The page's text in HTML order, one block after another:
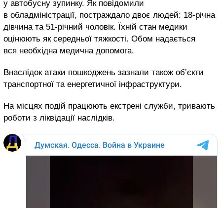
у автобусну зупинку. Як повідомили
в обладміністрації, постраждало двоє людей: 18-річна
дівчина та 51-річний чоловік. Їхній стан медики
оцінюють як середньої тяжкості. Обом надається
вся необхідна медична допомога.
Внаслідок атаки пошкоджень зазнали також обʼєкти
транспортної та енергетичної інфраструктури.
На місцях подій працюють екстрені служби, тривають
роботи з ліквідації наслідків.